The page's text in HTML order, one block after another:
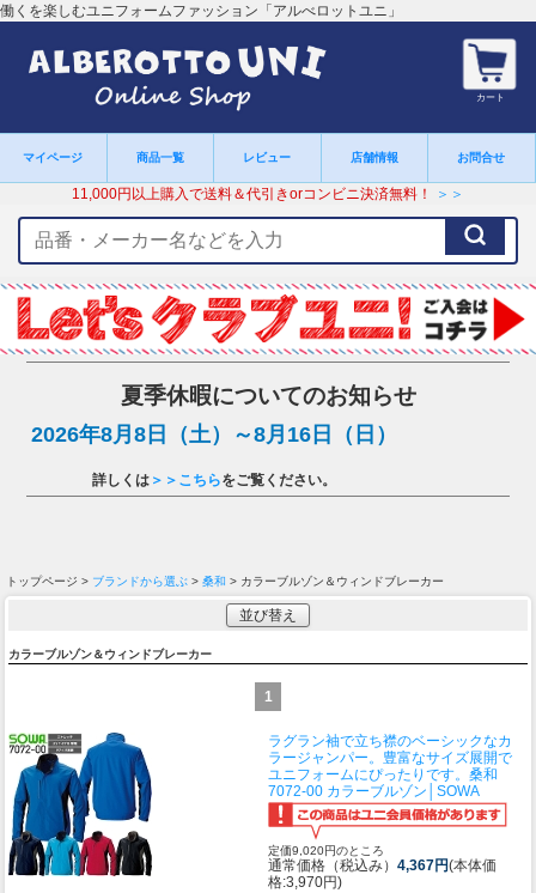
働くを楽しむユニフォームファッション「アルべロットユニ」
カート
マイページ 商品一覧 レビュー 店舗情報 お問合せ
11,000円以上購入で送料＆代引きorコンビニ決済無料！ ＞＞
ー
ワ
ー
ド
夏季休暇についてのお知らせ
2026年8月8日（土）～8月16日（日）
詳しくは ＞＞こちらをご覧ください。
トップページ > ブランドから選ぶ > 桑和 > カラーブルゾン＆ウィンドブレーカー
並び替え
カラーブルゾン＆ウィンドブレーカー
1
ラグラン袖で立ち襟のベーシックなカ
ラージャンパー。豊富なサイズ展開で
ユニフォームにぴったりです。 桑和
7072-00 カラーブルゾン│SOWA
定価9,020円のところ
通常価格（税込み） 4,367円(本体価
格:3,970円)